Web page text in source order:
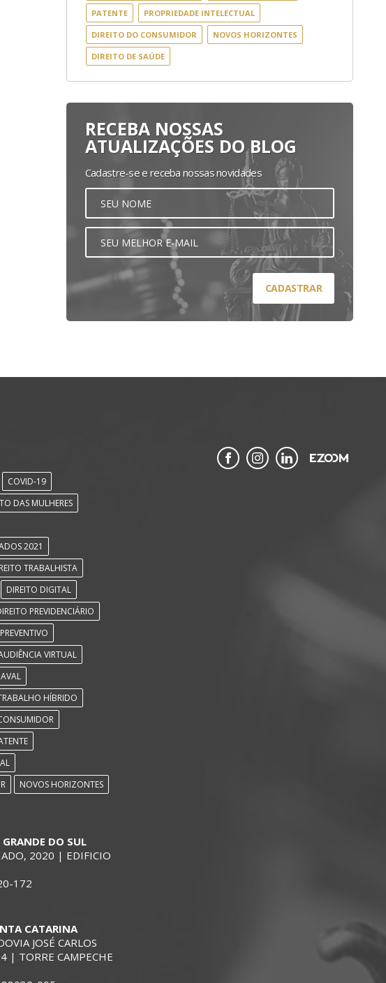
PATENTE PROPRIEDADE INTELECTUAL
DIREITO DO CONSUMIDOR NOVOS HORIZONTES
DIREITO DE SAÚDE
RECEBA NOSSAS
ATUALIZAÇÕES DO BLOG
Cadastre-se e receba nossas novidades
CADASTRAR
COVID-19
DAS MULHERES
2021
TRABALHISTA
DIREITO DIGITAL
PREVIDENCIÁRIO
VIRTUAL
HÍBRIDO
NOVOS HORIZONTES
DO SUL
2020 | EDIFICIO
172
CATARINA
JOSÉ CARLOS
| TORRE CAMPECHE